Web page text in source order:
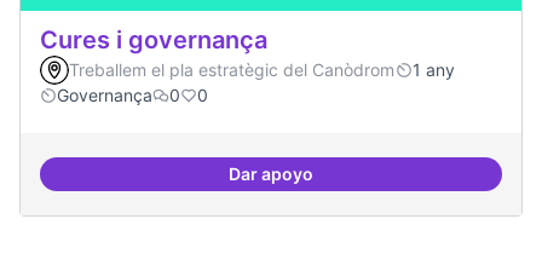
Cures i governança
Treballem el pla estratègic del Canòdrom
1 any
Governança
0 0
Dar apoyoCures i governança